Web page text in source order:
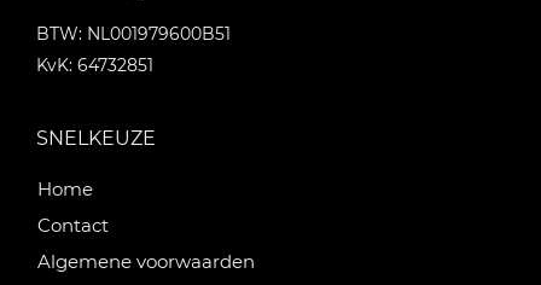
BTW: NL001979600B51
KvK: 64732851
SNELKEUZE
Home
Contact
Algemene voorwaarden